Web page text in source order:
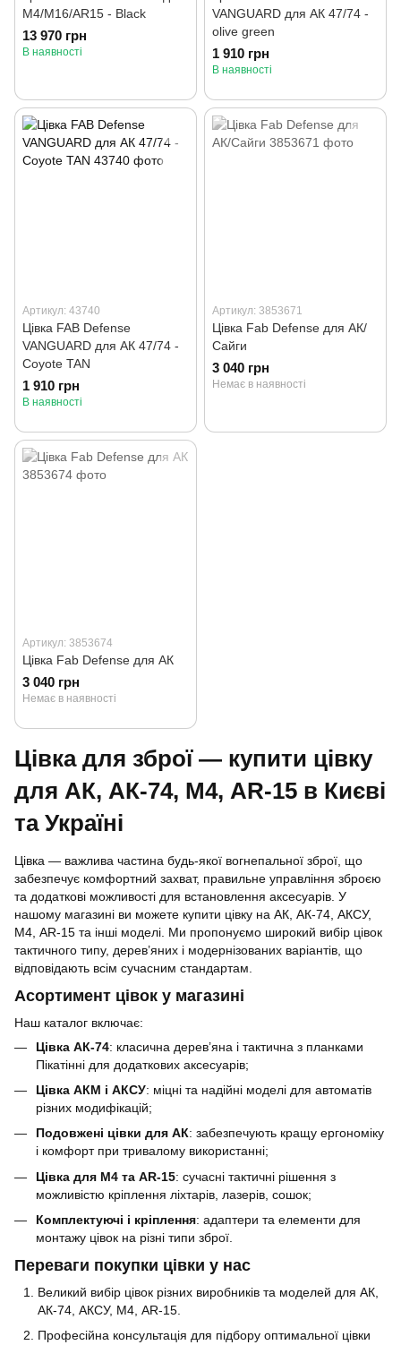
M4/M16/AR15 - Black
13 970 грн
В наявності
VANGUARD для АК 47/74 -
olive green
1 910 грн
В наявності
Артикул: 43740
Цівка FAB Defense
VANGUARD для АК 47/74 -
Coyote TAN
1 910 грн
В наявності
Артикул: 3853671
Цівка Fab Defense для АК/
Сайги
3 040 грн
Немає в наявності
Артикул: 3853674
Цівка Fab Defense для АК
3 040 грн
Немає в наявності
Цівка для зброї — купити цівку
для АК, АК-74, М4, AR-15 в Києві
та Україні
Цівка — важлива частина будь-якої вогнепальної зброї, що
забезпечує комфортний захват, правильне управління зброєю
та додаткові можливості для встановлення аксесуарів. У
нашому магазині ви можете купити цівку на АК, АК-74, АКСУ,
М4, AR-15 та інші моделі. Ми пропонуємо широкий вибір цівок
тактичного типу, дерев’яних і модернізованих варіантів, що
відповідають всім сучасним стандартам.
Асортимент цівок у магазині
Наш каталог включає:
Цівка АК-74: класична дерев’яна і тактична з планками
Пікатінні для додаткових аксесуарів;
Цівка АКМ і АКСУ: міцні та надійні моделі для автоматів
різних модифікацій;
Подовжені цівки для АК: забезпечують кращу ергономіку
і комфорт при тривалому використанні;
Цівка для М4 та AR-15: сучасні тактичні рішення з
можливістю кріплення ліхтарів, лазерів, сошок;
Комплектуючі і кріплення: адаптери та елементи для
монтажу цівок на різні типи зброї.
Переваги покупки цівки у нас
Великий вибір цівок різних виробників та моделей для АК,
АК-74, АКСУ, М4, AR-15.
Професійна консультація для підбору оптимальної цівки